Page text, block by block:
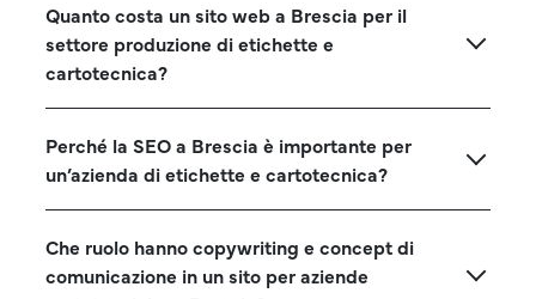
Quanto costa un sito web a Brescia per il
settore produzione di etichette e
cartotecnica?
Perché la SEO a Brescia è importante per
un’azienda di etichette e cartotecnica?
Che ruolo hanno copywriting e concept di
comunicazione in un sito per aziende